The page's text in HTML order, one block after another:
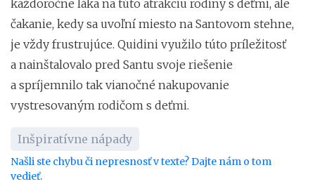
každoročne láka na túto atrakciu rodiny s deťmi, ale
čakanie, kedy sa uvoľní miesto na Santovom stehne,
je vždy frustrujúce. Quidini využilo túto príležitosť
a nainštalovalo pred Santu svoje riešenie
a spríjemnilo tak vianočné nakupovanie
vystresovaným rodičom s deťmi.
Inšpiratívne nápady
Našli ste chybu či nepresnosť v texte? Dajte nám o tom
vedieť.